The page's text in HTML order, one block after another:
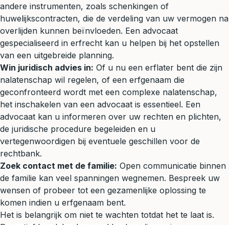
andere instrumenten, zoals schenkingen of
huwelijkscontracten, die de verdeling van uw vermogen na
overlijden kunnen beïnvloeden. Een advocaat
gespecialiseerd in erfrecht kan u helpen bij het opstellen
van een uitgebreide planning.
Win juridisch advies in: Of u nu een erflater bent die zijn
nalatenschap wil regelen, of een erfgenaam die
geconfronteerd wordt met een complexe nalatenschap,
het inschakelen van een advocaat is essentieel. Een
advocaat kan u informeren over uw rechten en plichten,
de juridische procedure begeleiden en u
vertegenwoordigen bij eventuele geschillen voor de
rechtbank.
Zoek contact met de familie: Open communicatie binnen
de familie kan veel spanningen wegnemen. Bespreek uw
wensen of probeer tot een gezamenlijke oplossing te
komen indien u erfgenaam bent.
Het is belangrijk om niet te wachten totdat het te laat is.